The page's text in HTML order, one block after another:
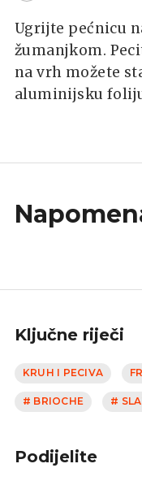
Ugrijte pećnicu
žumanjkom.
na vrh možete
aluminijsku
Ključne riječi
KRUH I PECIVA
# BRIOCHE #
Podijelite